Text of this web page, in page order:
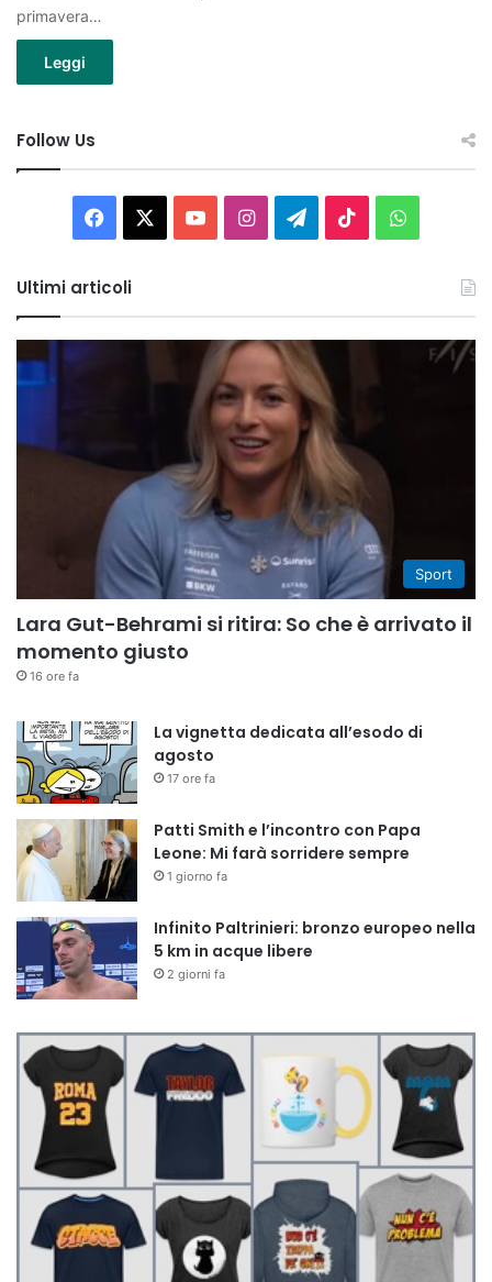
primavera…
Leggi
Follow Us
Facebook You InstagramTelegram
TikTok
Ultimi articoli
Sport
Lara Gut-Behrami si ritira: So che è arrivato il
momento giusto
16 ore fa
La vignetta dedicata all’esodo di
agosto
17 ore fa
Patti Smith e l’incontro con Papa
Leone: Mi farà sorridere sempre
1 giorno fa
Infinito Paltrinieri: bronzo europeo nella
5 km in acque libere
2 giorni fa